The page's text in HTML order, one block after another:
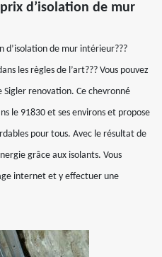
d’isolation de mur
d’isolation de mur intérieur???
les règles de l’art??? Vous pouvez
renovation. Ce chevronné
le 91830 et ses environs et propose
pour tous. Avec le résultat de
grâce aux isolants. Vous
internet et y effectuer une